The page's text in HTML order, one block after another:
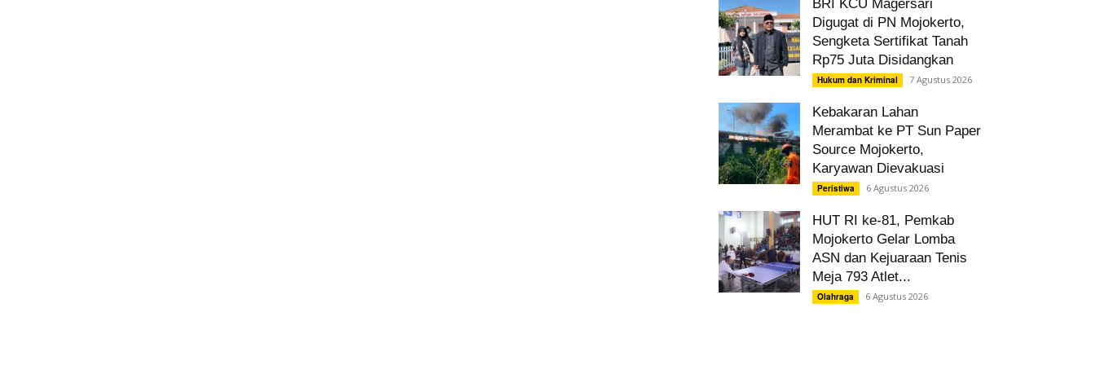
BRI KCU Magersari
Digugat di PN Mojokerto,
Sengketa Sertifikat Tanah
Rp75 Juta Disidangkan
Hukum dan Kriminal 7 Agustus 2026
Kebakaran Lahan
Merambat ke PT Sun Paper
Source Mojokerto,
Karyawan Dievakuasi
Peristiwa 6 Agustus 2026
HUT RI ke-81, Pemkab
Mojokerto Gelar Lomba
ASN dan Kejuaraan Tenis
Meja 793 Atlet...
Olahraga 6 Agustus 2026